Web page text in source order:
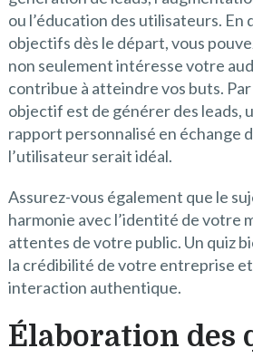
ou l’éducation des utilisateurs. En
objectifs dès le départ, vous
non seulement intéresse votre
contribue à atteindre vos buts.
objectif est de générer des leads,
rapport personnalisé en échange
l’utilisateur serait idéal.
Assurez-vous également que le
harmonie avec l’identité de votre
attentes de votre public. Un quiz
la crédibilité de votre entreprise
interaction authentique.
Élaboration des